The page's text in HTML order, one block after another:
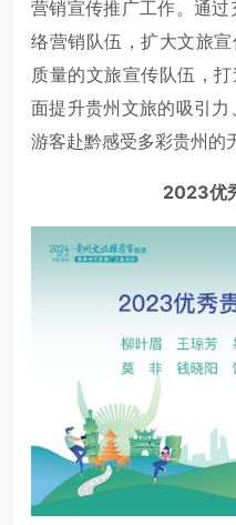
营销宣传推广工作。通
络营销队伍，扩大文旅
质量的文旅宣传队伍，
面提升贵州文旅的吸引
游客赴黔感受多彩贵州的
2023优